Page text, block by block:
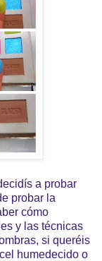
a probar
probar la
cómo
y las técnicas
si queréis
humedecido o